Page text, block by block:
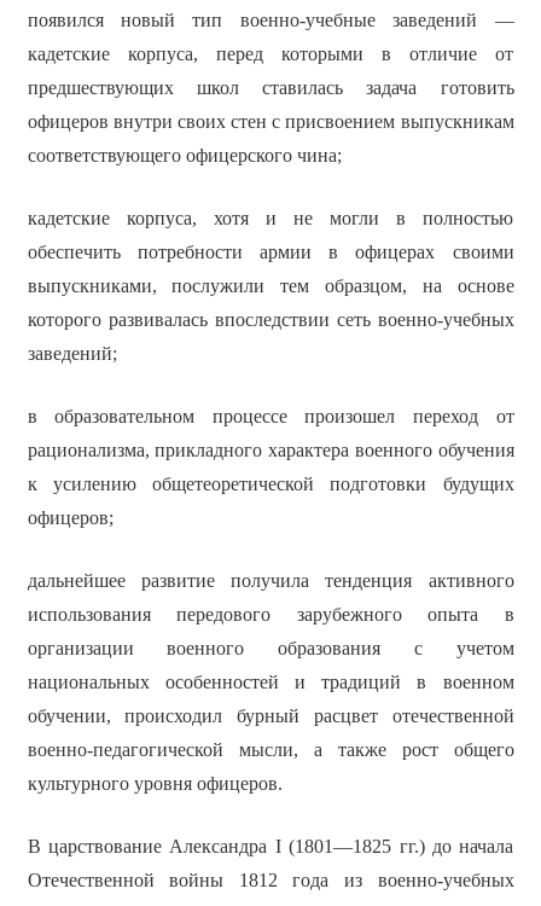
появился новый тип военно-учебные заведений —
кадетские корпуса, перед которыми в отличие от
предшествующих школ ставилась задача готовить
офицеров внутри своих стен с присвоением выпускникам
соответствующего офицерского чина;
кадетские корпуса, хотя и не могли в полностью
обеспечить потребности армии в офицерах своими
выпускниками, послужили тем образцом, на основе
которого развивалась впоследствии сеть военно-учебных
заведений;
в образовательном процессе произошел переход от
рационализма, прикладного характера военного обучения
к усилению общетеоретической подготовки будущих
офицеров;
дальнейшее развитие получила тенденция активного
использования передового зарубежного опыта в
организации военного образования с учетом
национальных особенностей и традиций в военном
обучении, происходил бурный расцвет отечественной
военно-педагогической мысли, а также рост общего
культурного уровня офицеров.
В царствование Александра I (1801—1825 гг.) до начала
Отечественной войны 1812 года из военно-учебных